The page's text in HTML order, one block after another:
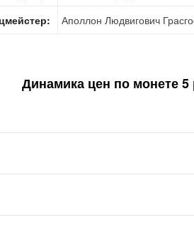
Аполлон Людвигович
Динамика цен по монете5